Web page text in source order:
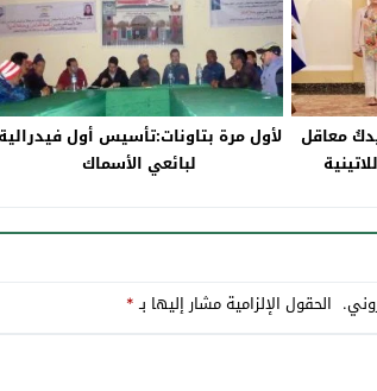
معاقل
لأول مرة بتاونات:تأسيس أول فيدرالية
لبائعي الأسماك
الحقول الإلزامية مشار إليها بـ*